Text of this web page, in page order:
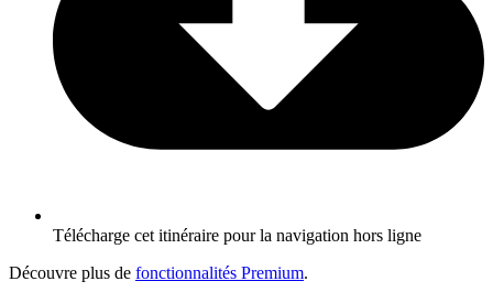
Télécharge cet itinéraire pour la navigation hors ligne
Découvre plus de fonctionnalités Premium.